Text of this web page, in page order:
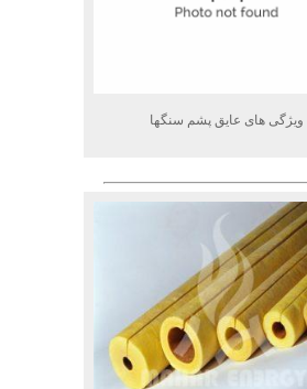
ویژگی های عایق پشم سنگها